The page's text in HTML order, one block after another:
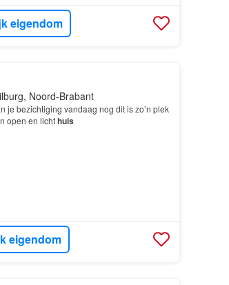
eigendom
Noord-Brabant
je bezichtiging vandaag nog dit is zo’n plek
open en lichthuis
eigendom